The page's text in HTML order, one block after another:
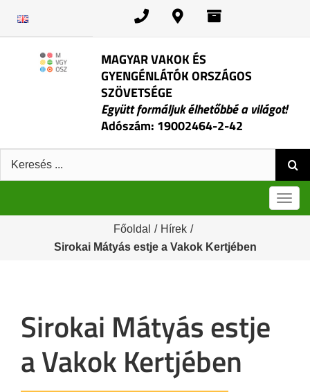
MAGYAR VAKOK ÉS
GYENGÉNLÁTÓK ORSZÁGOS
SZÖVETSÉGE
Együtt formáljuk élhetőbbé a világot!
Adószám: 19002464-2-42
Keresés:
Főoldal / Hírek /
Sirokai Mátyás estje a Vakok Kertjében
Sirokai Mátyás estje
a Vakok Kertjében